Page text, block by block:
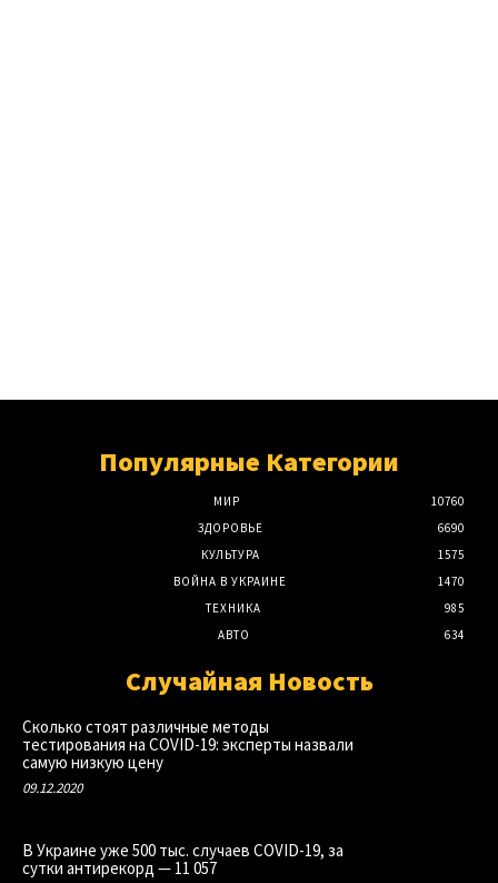
Популярные Категории
МИР
10760
ЗДОРОВЬЕ
6690
КУЛЬТУРА
1575
ВОЙНА В УКРАИНЕ
1470
ТЕХНИКА
985
АВТО
634
Случайная Новость
Сколько стоят различные методы
тестирования на COVID-19: эксперты назвали
самую низкую цену
09.12.2020
В Украине уже 500 тыс. случаев COVID-19, за
сутки антирекорд — 11 057